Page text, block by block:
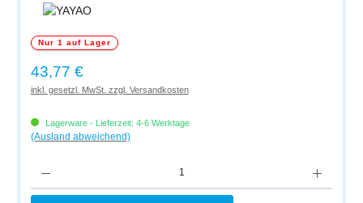
Nur 1 auf Lager
Regulärer Preis:
43,77 €
inkl. gesetzl. MwSt. zzgl. Versandkosten
Lagerware - Lieferzeit: 4-6 Werktage
(Ausland abweichend)